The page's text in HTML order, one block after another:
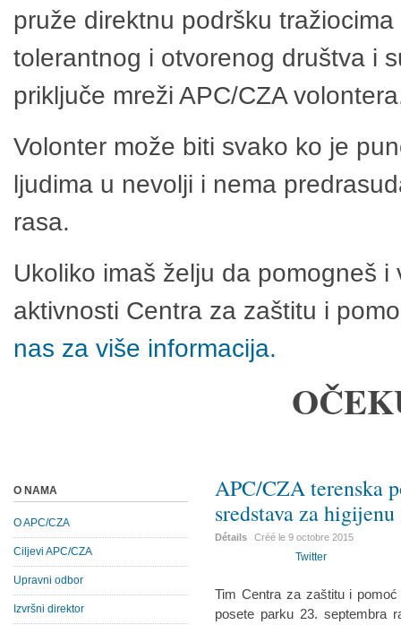
pruže direktnu podršku
tolerantnog i otvorenog društva i
priključe mreži APC/CZA
Volonter može biti svako ko je
ljudima u nevolji i nema
rasa.
Ukoliko imaš želju da pomogneš
aktivnosti Centra za zaštitu i
nas za više informacija.
APC/CZA terenska
sredstava za
Détails Créé le9 octobre 2015
Twitter
Tim Centra za zaštitu i
posete parku 23. septembra
O NAMA
O APC/CZA
Ciljevi APC/CZA
Upravni odbor
Izvršni direktor